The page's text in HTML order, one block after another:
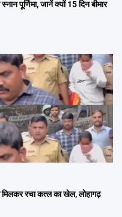
जानें क्यों 15 दिन बीमार
रचा कत्ल का खेल, लोहागढ़